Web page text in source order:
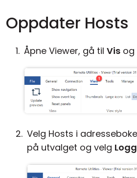
Oppdater Hosts
Åpne Viewer, gå til Vis og
Velg Hosts i
på utvalget og velg